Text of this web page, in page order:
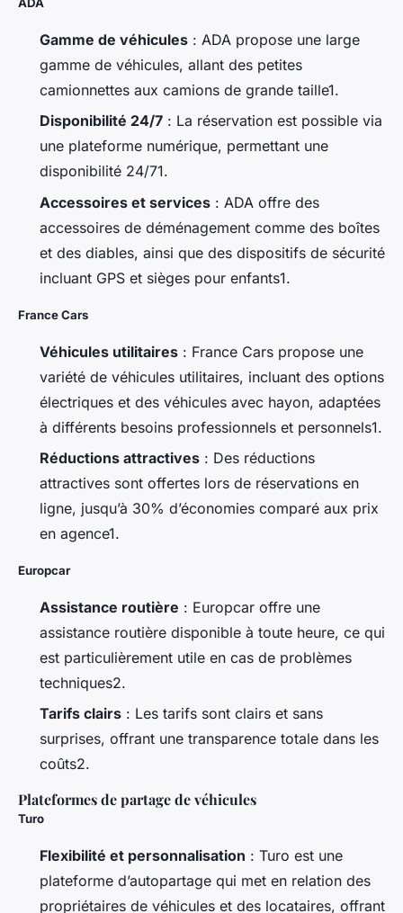
Gamme de véhicules : ADA propose une large
gamme de véhicules, allant des petites
camionnettes aux camions de grande taille1.
Disponibilité 24/7 : La réservation est possible via
une plateforme numérique, permettant une
disponibilité 24/71.
Accessoires et services : ADA offre des
accessoires de déménagement comme des boîtes
et des diables, ainsi que des dispositifs de sécurité
incluant GPS et sièges pour enfants1.
France Cars
Véhicules utilitaires : France Cars propose une
variété de véhicules utilitaires, incluant des options
électriques et des véhicules avec hayon, adaptées
à différents besoins professionnels et personnels1.
Réductions attractives : Des réductions
attractives sont offertes lors de réservations en
ligne, jusqu’à 30% d’économies comparé aux prix
en agence1.
Europcar
Assistance routière : Europcar offre une
assistance routière disponible à toute heure, ce qui
est particulièrement utile en cas de problèmes
techniques2.
Tarifs clairs : Les tarifs sont clairs et sans
surprises, offrant une transparence totale dans les
coûts2.
Plateformes de partage de véhicules
Turo
Flexibilité et personnalisation : Turo est une
plateforme d’autopartage qui met en relation des
propriétaires de véhicules et des locataires, offrant